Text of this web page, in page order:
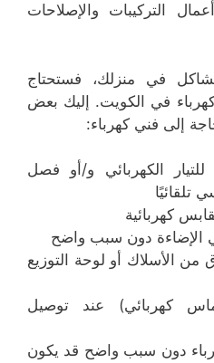
التركيبات والإصلاحات
في منزلك، فستحتاج
كهرباء في الكويت. إليك بعض
إلى فني كهرباء:
الكهربائي و/أو فصل
تلقائيًا
كهربائية
دون سبب واضح
من الأسلاك أو لوحة التوزيع
كهربائي) عند توصيل
دون سبب واضح قد يكون